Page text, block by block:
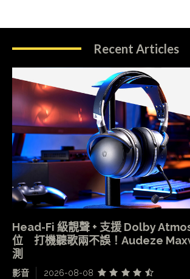
Recent Articles
Head-Fi 級靚聲 + 支援 Dolby
位 打機聽歌兩不誤！Audeze
測
影音 2026-08-08